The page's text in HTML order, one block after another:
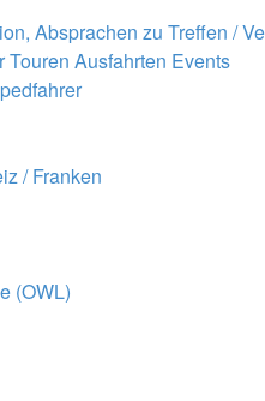
Absprachen zu Treffen /
Ausfahrten Events
/ Franken
(OWL)